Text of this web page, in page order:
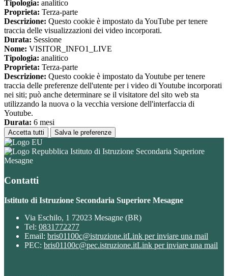
Tipologia: analitico
Proprieta: Terza-parte
Descrizione: Questo cookie è impostato da YouTube per tenere
traccia delle visualizzazioni dei video incorporati.
Durata: Sessione
Nome: VISITOR_INFO1_LIVE
Tipologia: analitico
Proprieta: Terza-parte
Descrizione: Questo cookie è impostato da Youtube per tenere
traccia delle preferenze dell'utente per i video di Youtube incorporati
nei siti; può anche determinare se il visitatore del sito web sta
utilizzando la nuova o la vecchia versione dell'interfaccia di
Youtube.
Durata: 6 mesi
Accetta tutti Salva le preferenze
Istituto di Istruzione Secondaria Superiore
Mesagne
Contatti
Istituto di Istruzione Secondaria Superiore Mesagne
Via Eschilo, 1 72023 Mesagne (BR)
Tel: 0831772277
Email: bris01100c@istruzione.itLink per inviare una mail
PEC: bris01100c@pec.istruzione.itLink per inviare una mail